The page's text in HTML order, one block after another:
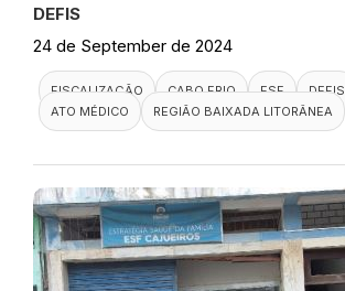
DEFIS
24 de September de 2024
FISCALIZAÇÃO CABO FRIO ESF
DEFIS
ATO MÉDICO
REGIÃO BAIXADA LITORÂNEA